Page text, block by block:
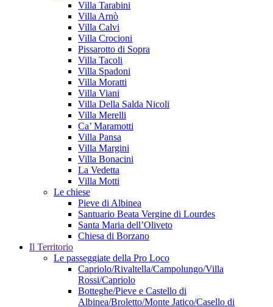
Villa Tarabini
Villa Arnò
Villa Calvi
Villa Crocioni
Pissarotto di Sopra
Villa Tacoli
Villa Spadoni
Villa Moratti
Villa Viani
Villa Della Salda Nicoli
Villa Merelli
Ca’ Maramotti
Villa Pansa
Villa Margini
Villa Bonacini
La Vedetta
Villa Motti
Le chiese
Pieve di Albinea
Santuario Beata Vergine di Lourdes
Santa Maria dell’Oliveto
Chiesa di Borzano
Il Territorio
Le passeggiate della Pro Loco
Capriolo/Rivaltella/Campolungo/Villa
Rossi/Capriolo
Botteghe/Pieve e Castello di
Albinea/Broletto/Monte Jatico/Casello di